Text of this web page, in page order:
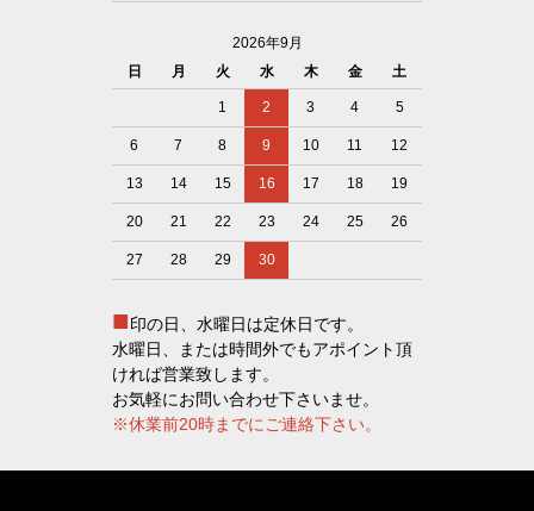
2026年9月
日
月 火 水 木 金 土
1 2 3 4 5
6 7 8 9 10 11 12
13 14 15 16 17 18 19
20 21 22 23 24 25 26
27 28 29 30
■印の日、水曜日は定休日です。
水曜日、または時間外でもアポイント頂
ければ営業致します。
お気軽にお問い合わせ下さいませ。
※休業前20時までにご連絡下さい。